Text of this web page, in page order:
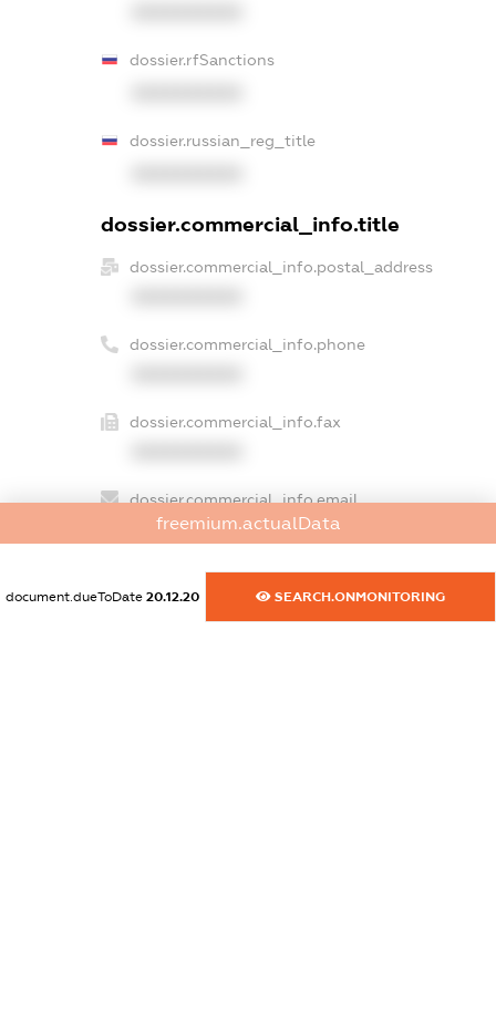
dossier.rfSanctions
dossier.russian_reg_title
dossier.commercial_info.title
dossier.commercial_info.postal_address
dossier.commercial_info.phone
dossier.commercial_info.fax
dossier.commercial_info.email
XXXXXXXXXX
dossier.commercial_info.website
XXXXXXXXXX
freemium.actualData
document.dueToDate 20.12.20 SEARCH.ONMONITORING